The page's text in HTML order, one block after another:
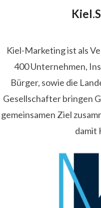
Kiel-Marketing ist als
400 Unternehmen,
Bürger, sowie die
Gesellschafter bringen
gemeinsamen Ziel
damit